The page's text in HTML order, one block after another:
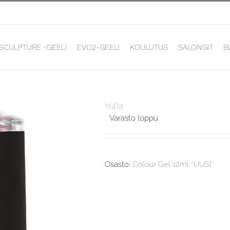
-GEELI EVO2-GEELI KOULUTUS SALONGIT
Yulia
Varasto loppu
Osasto: Colour Gel 12ml *UUSI*